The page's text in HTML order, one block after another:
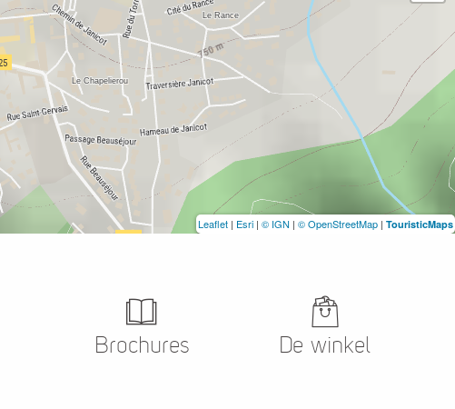
Leaflet | Esri | © IGN | © OpenStreetMap | TouristicMaps
Brochures De winkel